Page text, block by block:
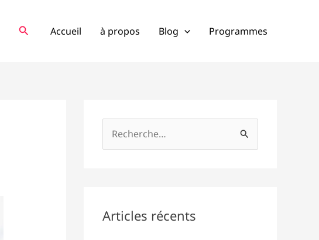
Rechercher
Accueil à propos Blog Programmes
e
r
Articles récents